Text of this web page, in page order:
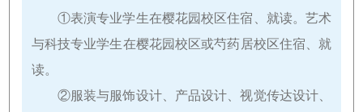
①表演专业学生在樱花园校区住宿、就读。艺术
与科技专业学生在樱花园校区或芍药居校区住宿、就
读。
②服装与服饰设计、产品设计、视觉传达设计、